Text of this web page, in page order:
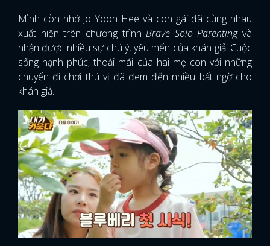
Mình còn nhớ Jo Yoon Hee và con gái đã cùng nhau
xuất hiện trên chương trìnhBrave Solo Parentingvà
nhận được nhiều sự chú ý, yêu mến của khán giả. Cuộc
sống hạnh phúc, thoải mái của hai mẹ con với những
chuyến đi chơi thú vị đã đem đến nhiều bất ngờ cho
khán giả.